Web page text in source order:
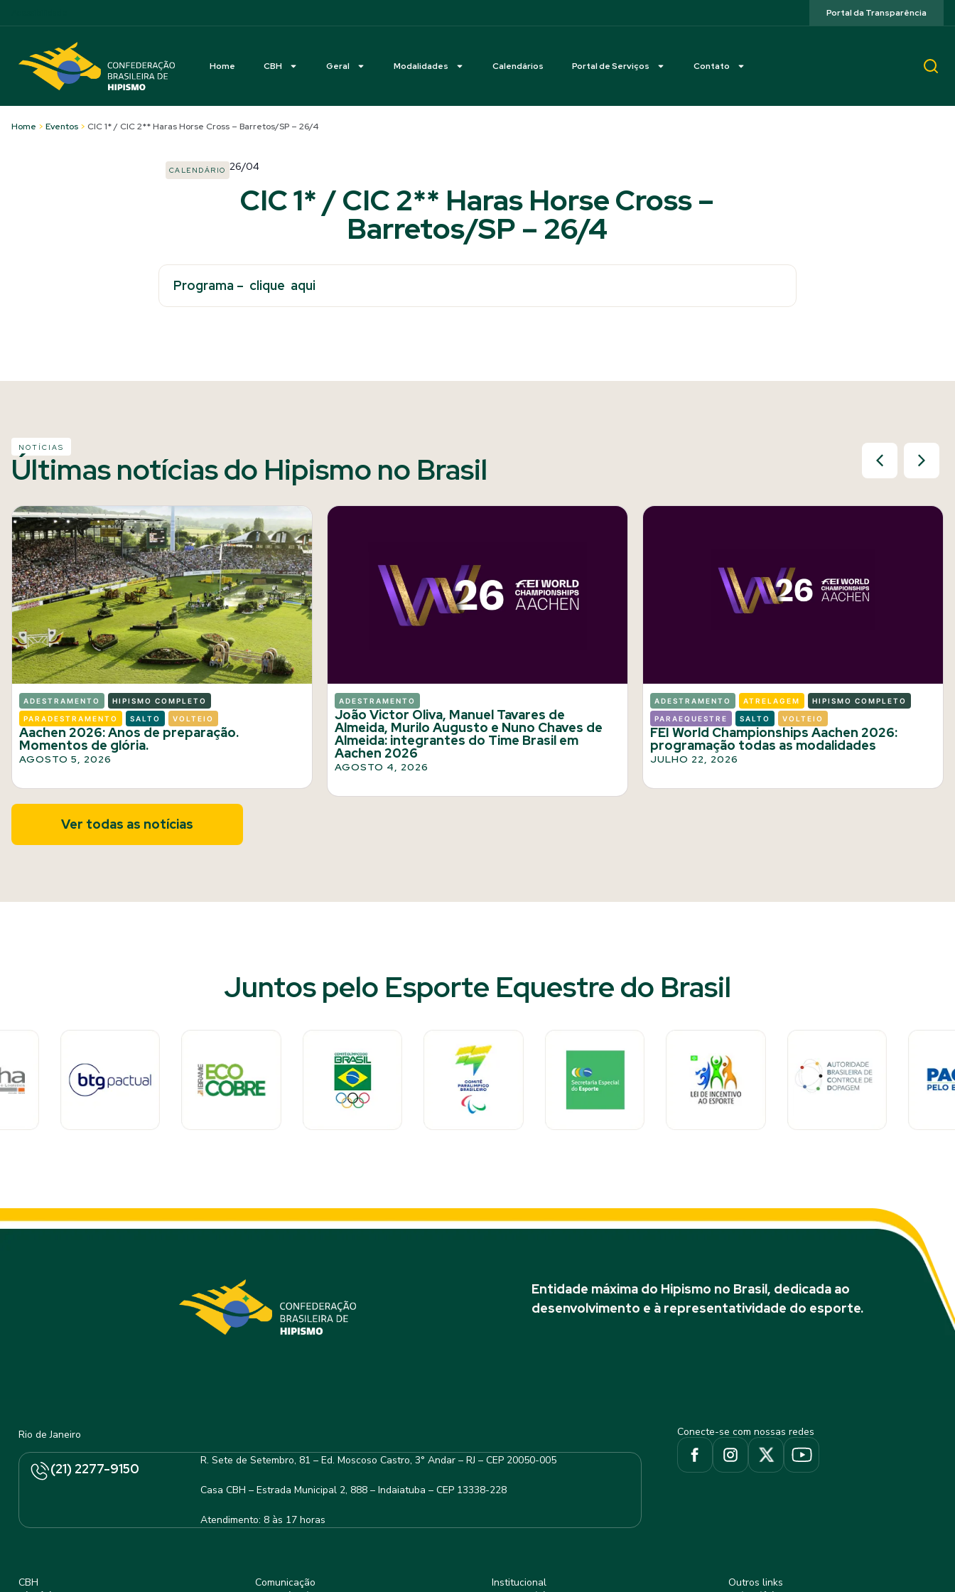
Portal da Transparência
Home CBH Geral Modalidades Calendários Portal de Serviços Contato
Home > Eventos > CIC 1* / CIC 2** Haras Horse Cross – Barretos/SP – 26/4
CALENDÁRIO 26/04
CIC 1* / CIC 2** Haras Horse Cross –
Barretos/SP – 26/4
Programa – clique aqui
NOTÍCIAS
Últimas notícias do Hipismo no Brasil
ADESTRAMENTO HIPISMO COMPLETO
PARADESTRAMENTO SALTO VOLTEIO
Aachen 2026: Anos de preparação.
Momentos de glória.
AGOSTO 5, 2026
ADESTRAMENTO
João Victor Oliva, Manuel Tavares de
Almeida, Murilo Augusto e Nuno Chaves de
Almeida: integrantes do Time Brasil em
Aachen 2026
AGOSTO 4, 2026
ADESTRAMENTO ATRELAGEM HIPISMO COMPLETO
PARAEQUESTRE SALTO VOLTEIO
FEI World Championships Aachen 2026:
programação todas as modalidades
JULHO 22, 2026
Ver todas as notícias
Juntos pelo Esporte Equestre do Brasil​
Entidade máxima do Hipismo no Brasil, dedicada ao
desenvolvimento e à representatividade do esporte.
Rio de Janeiro
(21) 2277-9150
R. Sete de Setembro, 81 – Ed. Moscoso Castro, 3° Andar – RJ – CEP 20050-005
Casa CBH – Estrada Municipal 2, 888 – Indaiatuba – CEP 13338-228
Atendimento: 8 às 17 horas
Conecte-se com nossas redes
CBH Comunicação Institucional Outros links